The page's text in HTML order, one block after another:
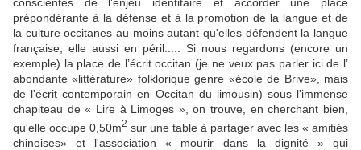
prépondérante à la défense et à la promotion de la langue et de
la culture occitanes au moins autant qu'elles défendent la langue
française, elle aussi en péril..... Si nous regardons (encore un
exemple) la place de l’écrit occitan (je ne veux pas parler ici de l’
abondante «littérature» folklorique genre «école de Brive», mais
de l'écrit contemporain en Occitan du limousin) sous l'immense
chapiteau de « Lire à Limoges », on trouve, en cherchant bien,
qu'elle occupe 0,50m2 sur une table à partager avec les « amitiés
chinoises» et l'association « mourir dans la dignité » qui